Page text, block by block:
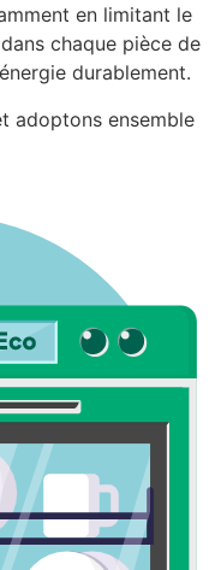
en limitant le
chaque pièce de
durablement.
adoptons ensemble